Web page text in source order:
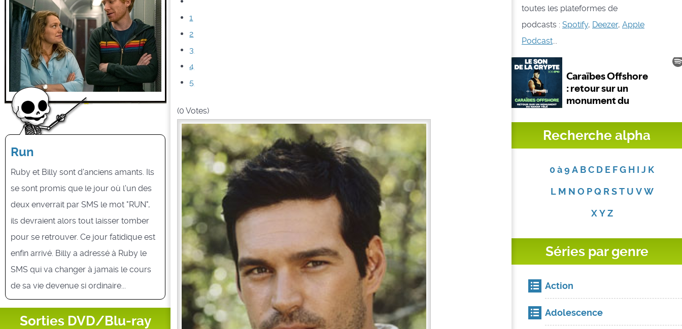
Run
Ruby et Billy sont d'anciens amants. Ils
se sont promis que le jour où l'un des
deux enverrait par SMS le mot "RUN",
ils devraient alors tout laisser tomber
pour se retrouver. Ce jour fatidique est
enfin arrivé. Billy a adressé à Ruby le
SMS qui va changer à jamais le cours
de sa vie devenue si ordinaire...
Sorties DVD/Blu-ray
1
2
3
4
5
(0 Votes)
toutes les plateformes de
podcasts : Spotify, Deezer, Apple
Podcast...
Recherche alpha
0 à 9 A BC D E FG H I J K
L M N O P Q R S T U V W
X Y Z
Séries par genre
Action
Adolescence